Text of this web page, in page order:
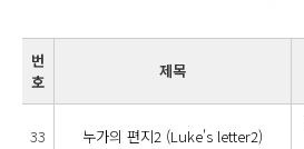
번
호
제목
33 누가의 편지2 (Luke's letter2)